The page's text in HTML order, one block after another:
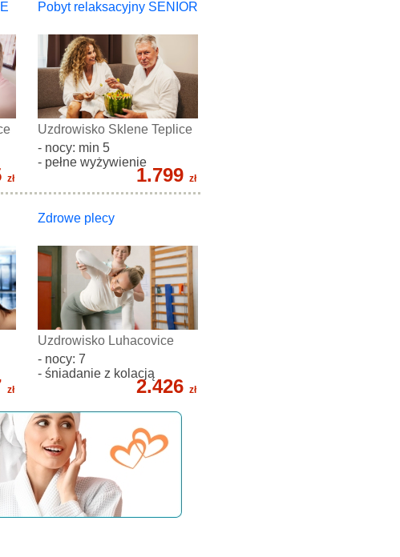
zł
Pobyt relaksacyjny SENIOR
Uzdrowisko Sklene Teplice
- nocy: min 5
- pełne wyżywienie
1.799 zł
zł
Zdrowe plecy
Uzdrowisko Luhacovice
- nocy: 7
- śniadanie z kolacją
2.426 zł